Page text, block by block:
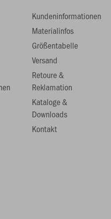
Kundeninformationen
Materialinfos
Größentabelle
Versand
Retoure &
Reklamation
Kataloge &
Downloads
Kontakt